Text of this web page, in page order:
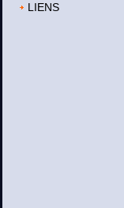
LIENS